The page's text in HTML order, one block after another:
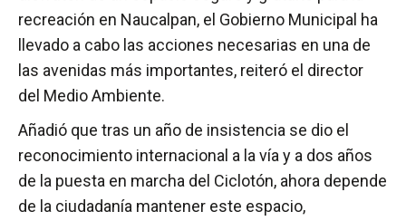
recreación en Naucalpan, el Gobierno Municipal ha
llevado a cabo las acciones necesarias en una de
las avenidas más importantes, reiteró el director
del Medio Ambiente.
Añadió que tras un año de insistencia se dio el
reconocimiento internacional a la vía y a dos años
de la puesta en marcha del Ciclotón, ahora depende
de la ciudadanía mantener este espacio,